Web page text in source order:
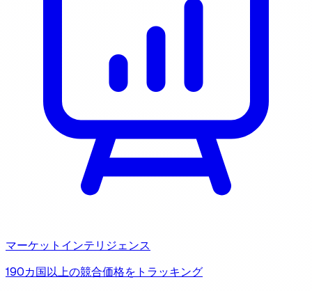
マーケットインテリジェンス
190カ国以上の競合価格をトラッキング